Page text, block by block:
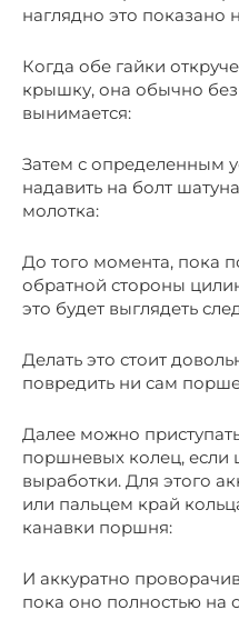
наглядно это показано
Когда обе гайки
крышку, она обычно
вынимается:
Затем с определенным
надавить на болт
молотка:
До того момента, пока
обратной стороны
это будет выглядеть
Делать это стоит
повредить ни сам
Далее можно
поршневых колец, если
выработки. Для этого
или пальцем край
канавки поршня:
И аккуратно
пока оно полностью на